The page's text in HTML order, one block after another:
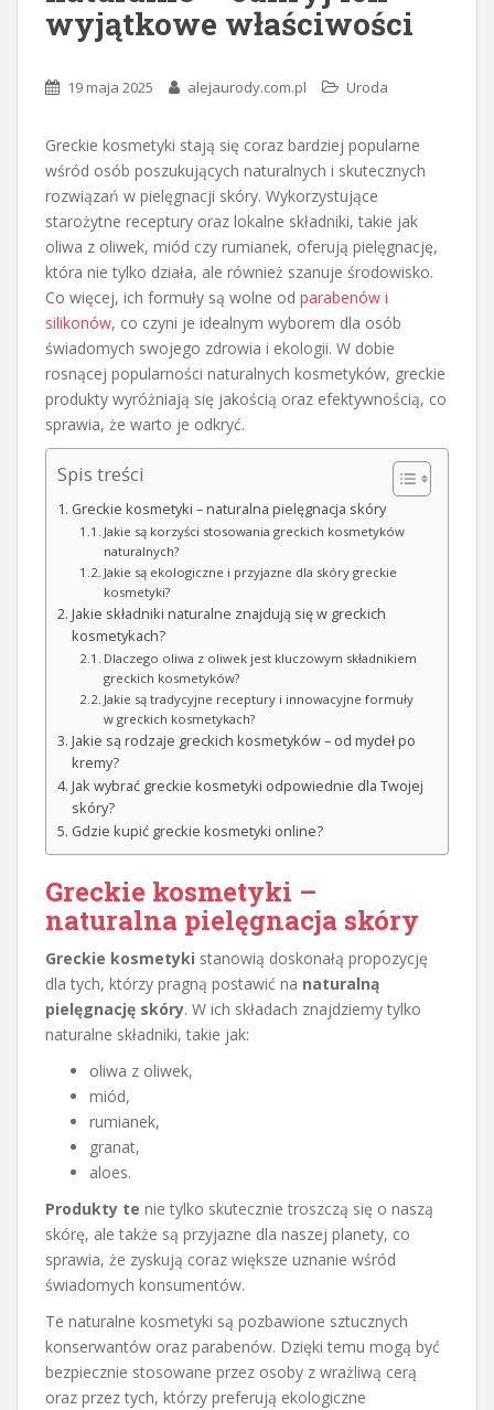
wyjątkowe właściwości
19 maja 2025 alejaurody.com.pl Uroda
Greckie kosmetyki stają się coraz bardziej popularne
wśród osób poszukujących naturalnych i skutecznych
rozwiązań w pielęgnacji skóry. Wykorzystujące
starożytne receptury oraz lokalne składniki, takie jak
oliwa z oliwek, miód czy rumianek, oferują pielęgnację,
która nie tylko działa, ale również szanuje środowisko.
Co więcej, ich formuły są wolne od parabenów i
silikonów, co czyni je idealnym wyborem dla osób
świadomych swojego zdrowia i ekologii. W dobie
rosnącej popularności naturalnych kosmetyków, greckie
produkty wyróżniają się jakością oraz efektywnością, co
sprawia, że warto je odkryć.
Spis treści
Greckie kosmetyki – naturalna pielęgnacja skóry
Jakie są korzyści stosowania greckich kosmetyków
naturalnych?
Jakie są ekologiczne i przyjazne dla skóry greckie
kosmetyki?
Jakie składniki naturalne znajdują się w greckich
kosmetykach?
Dlaczego oliwa z oliwek jest kluczowym składnikiem
greckich kosmetyków?
Jakie są tradycyjne receptury i innowacyjne formuły
w greckich kosmetykach?
Jakie są rodzaje greckich kosmetyków – od mydeł po
kremy?
Jak wybrać greckie kosmetyki odpowiednie dla Twojej
skóry?
Gdzie kupić greckie kosmetyki online?
Greckie kosmetyki –
naturalna pielęgnacja skóry
Greckie kosmetyki stanowią doskonałą propozycję
dla tych, którzy pragną postawić na naturalną
pielęgnację skóry. W ich składach znajdziemy tylko
naturalne składniki, takie jak:
oliwa z oliwek,
miód,
rumianek,
granat,
aloes.
Produkty te nie tylko skutecznie troszczą się o naszą
skórę, ale także są przyjazne dla naszej planety, co
sprawia, że zyskują coraz większe uznanie wśród
świadomych konsumentów.
Te naturalne kosmetyki są pozbawione sztucznych
konserwantów oraz parabenów. Dzięki temu mogą być
bezpiecznie stosowane przez osoby z wrażliwą cerą
oraz przez tych, którzy preferują ekologiczne